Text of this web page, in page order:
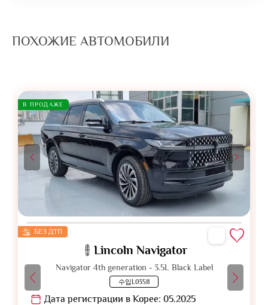
ПОХОЖИЕ АВТОМОБИЛИ
В ПРОДАЖЕ
БЕЗ ДТП
Lincoln Navigator
Navigator 4th generation - 3.5L Black Label
수입L03511
Дата регистрации в Корее: 05.2025